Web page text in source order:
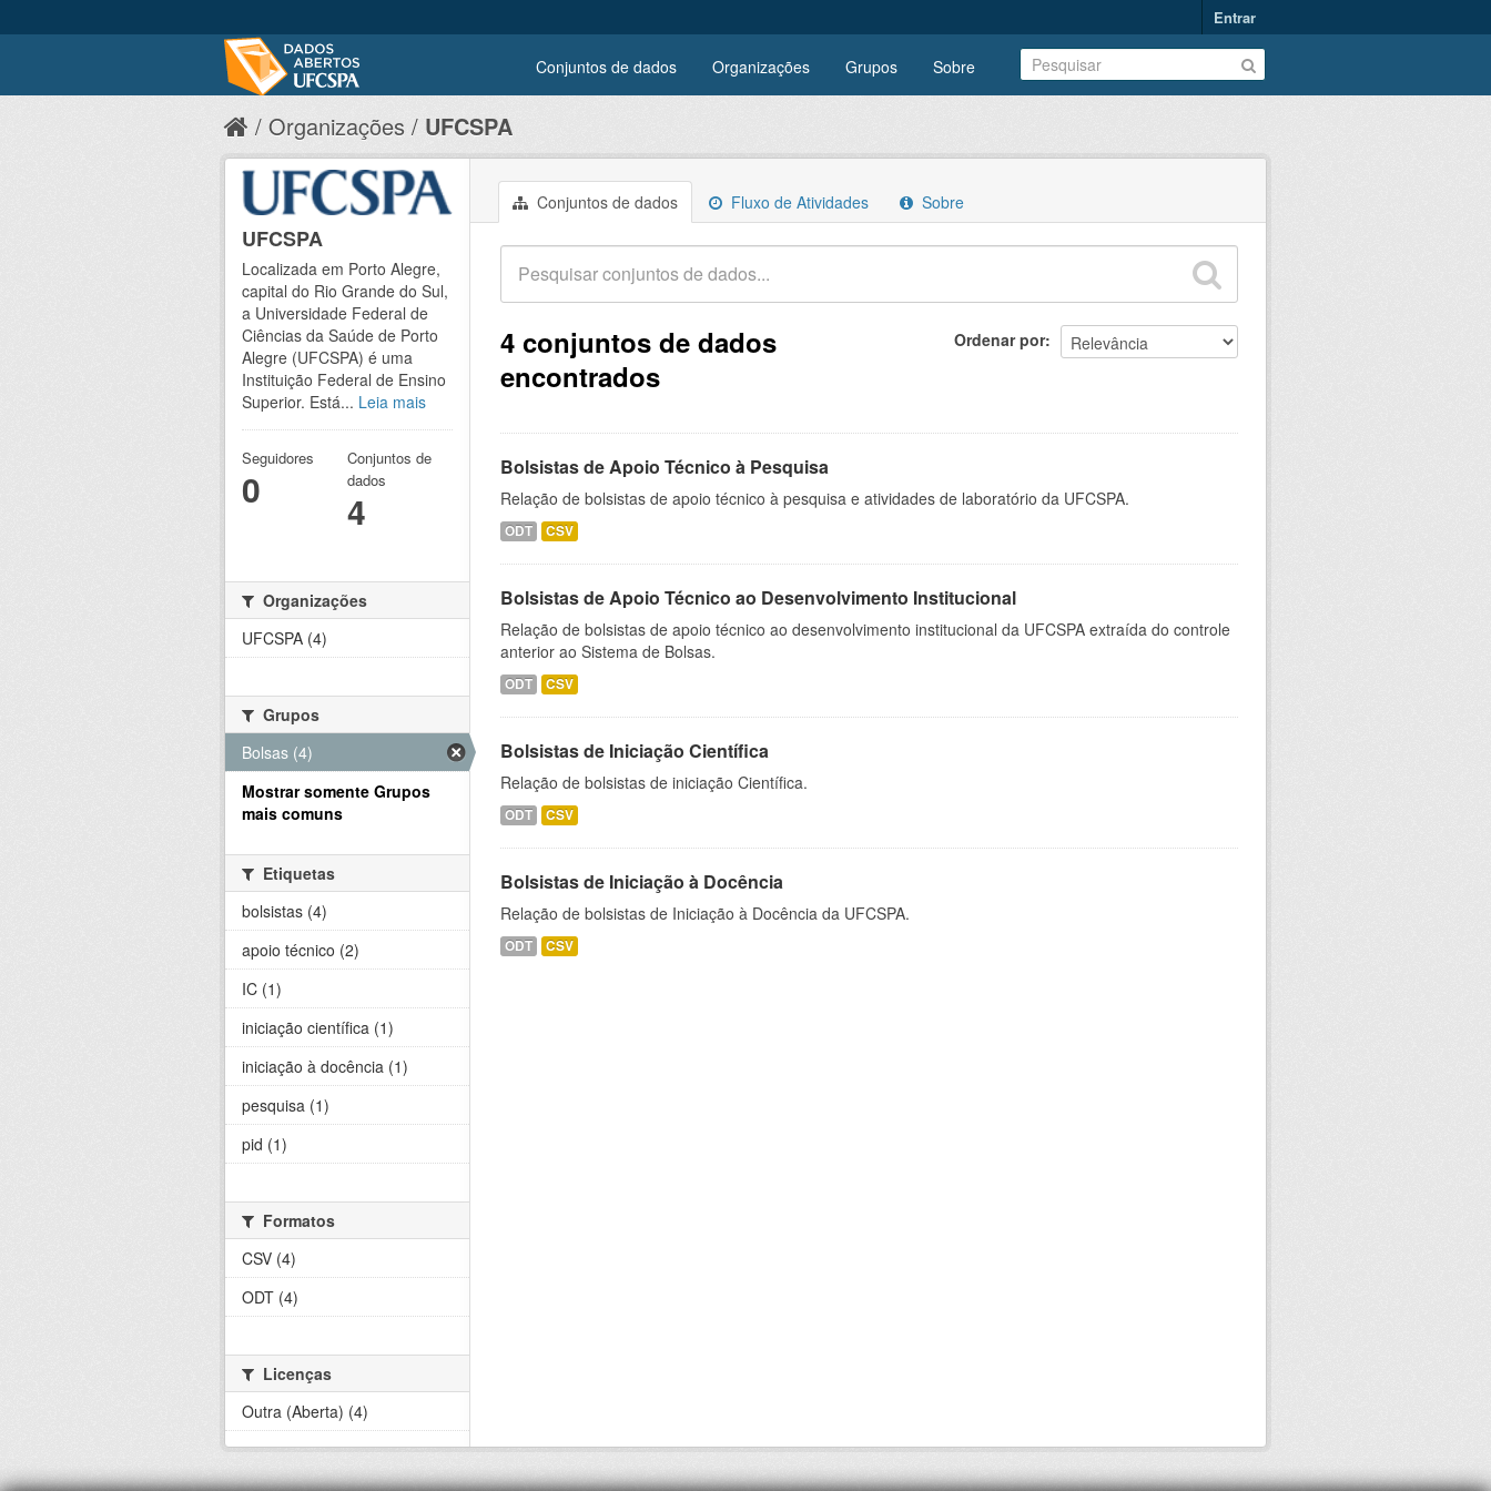
Entrar
Conjuntos de dados Organizações Grupos Sobre
Organizações UFCSPA
Conjuntos de dados Fluxo de Atividades Sobre
Ordenar por
4 conjuntos de dados
encontrados
Bolsistas de Apoio Técnico à Pesquisa
Relação de bolsistas de apoio técnico à pesquisa e atividades de laboratório da UFCSPA.
ODT CSV
Bolsistas de Apoio Técnico ao Desenvolvimento Institucional
Relação de bolsistas de apoio técnico ao desenvolvimento institucional da UFCSPA extraída do controle
anterior ao Sistema de Bolsas.
ODT CSV
Bolsistas de Iniciação Científica
Relação de bolsistas de iniciação Científica.
ODT CSV
Bolsistas de Iniciação à Docência
Relação de bolsistas de Iniciação à Docência da UFCSPA.
ODT CSV
UFCSPA
Localizada em Porto Alegre,
capital do Rio Grande do Sul,
a Universidade Federal de
Ciências da Saúde de Porto
Alegre (UFCSPA) é uma
Instituição Federal de Ensino
Superior. Está... Leia mais
Seguidores
0
Conjuntos de
dados
4
Organizações
UFCSPA (4)
Grupos
Bolsas (4)
Mostrar somente Grupos
mais comuns
Etiquetas
bolsistas (4)
apoio técnico (2)
IC (1)
iniciação científica (1)
iniciação à docência (1)
pesquisa (1)
pid (1)
Formatos
CSV (4)
ODT (4)
Licenças
Outra (Aberta) (4)